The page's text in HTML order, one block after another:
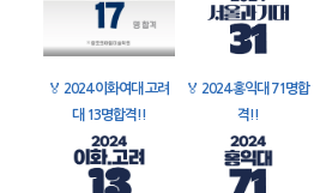
🏅 2024 이화여대 고려
대 13명합격!!
🏅 2024 홍익대 71명합
격!!